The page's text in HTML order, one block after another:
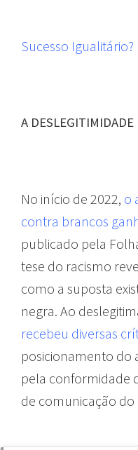
Sucesso Igualitário?
A DESLEGITIMIDADE
No início de 2022, o
contra brancos
publicado pela
tese do racismo
como a suposta
negra. Ao
recebeu diversas
posicionamento do
pela conformidade
de comunicação do